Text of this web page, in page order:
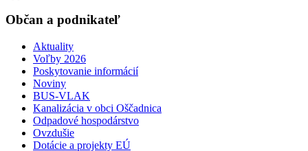
Občan a podnikateľ
Aktuality
Voľby 2026
Poskytovanie informácií
Noviny
BUS-VLAK
Kanalizácia v obci Oščadnica
Odpadové hospodárstvo
Ovzdušie
Dotácie a projekty EÚ